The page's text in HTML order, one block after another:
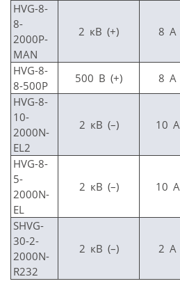
HVG-8-
8-
2000P-
MAN
2 кВ (+) 8 А
HVG-8-
8-500P
500 В (+) 8 А
HVG-8-
10-
2000N-
EL2
2 кВ (–) 10 А
HVG-8-
5-
2000N-
EL
2 кВ (–) 10 А
SHVG-
30-2-
2000N-
R232
2 кВ (–) 2 А